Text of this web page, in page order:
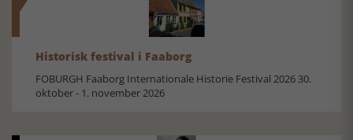
Historisk festival i Faaborg
FOBURGH Faaborg Internationale Historie Festival 2026 30.
oktober - 1. november 2026